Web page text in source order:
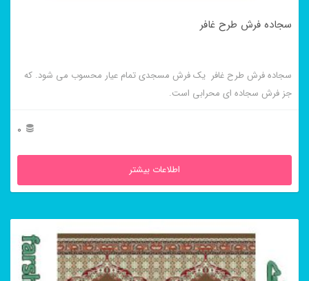
سجاده فرش طرح غافر
سجاده فرش طرح غافر یک فرش مسجدی تمام عیار محسوب می شود. که
جز فرش سجاده ای محرابی است.
0
اطلاعات بیشتر